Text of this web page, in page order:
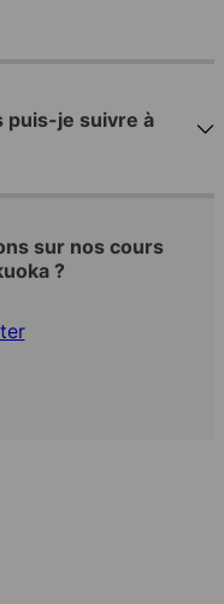
puis-je suivre à
sur nos cours
?